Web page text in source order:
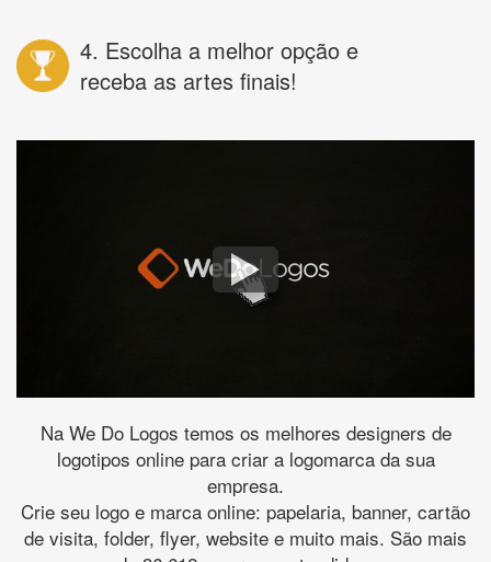
4. Escolha a melhor opção e
receba as artes finais!
Na We Do Logos temos os melhores designers de
logotipos online para criar a logomarca da sua
empresa.
Crie seu logo e marca online: papelaria, banner, cartão
de visita, folder, flyer, website e muito mais. São mais